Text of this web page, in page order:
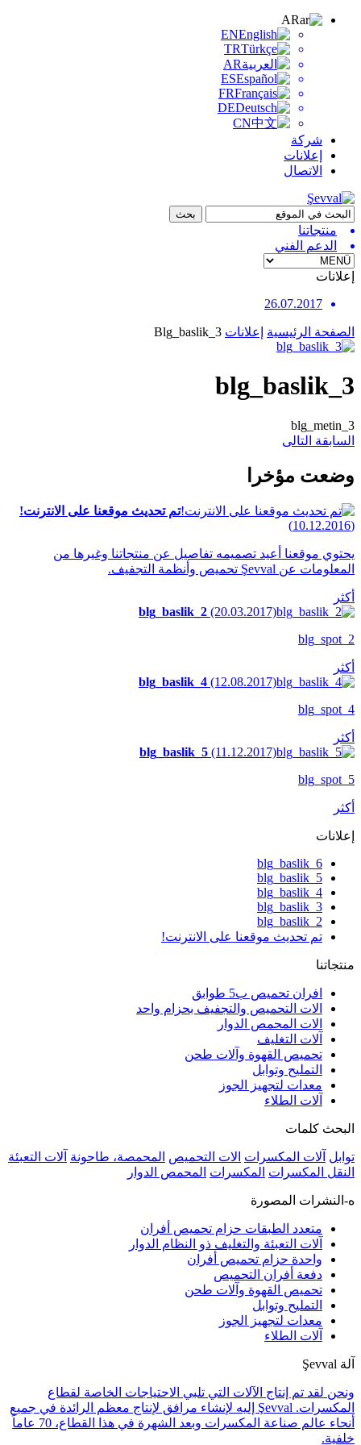
AR
EN
TR
AR
ES
FR
DE
CN
شركة
إعلانات
الاتصال
منتجاتنا
الدعم الفني
إعلانات
26.07.2017
الصفحة الرئيسية إعلانات Blg_baslik_3
blg_baslik_3
blg_metin_3
السابقة التالى
وضعت مؤخرا
تم تحديث موقعنا على الانترنت!
(10.12.2016)
يحتوي موقعنا أعيد تصميمه تفاصيل عن منتجاتنا وغيرها من
المعلومات عن Şevval تحميص وأنظمة التجفيف.
أكثر
blg_baslik_2 (20.03.2017)
blg_spot_2
أكثر
blg_baslik_4 (12.08.2017)
blg_spot_4
أكثر
blg_baslik_5 (11.12.2017)
blg_spot_5
أكثر
إعلانات
blg_baslik_6
blg_baslik_5
blg_baslik_4
blg_baslik_3
blg_baslik_2
تم تحديث موقعنا على الانترنت!
منتجاتنا
افران تحميص ب5 طوابق
الات التحميص والتجفيف بحزام واحد
الات المحمص الدوار
آلات التغليف
تحميص القهوة وآلات طحن
التمليح وتوابل
معدات لتجهيز الجوز
آلات الطلاء
البحث كلمات
توابل آلات المكسرات الات التحميص المحمصة، طاحونة آلات التعبئة
النقل المكسرات المكسرات المحمص الدوار
ه-النشرات المصورة
متعدد الطبقات حزام تحميص أفران
آلات التعبئة والتغليف ذو النظام الدوار
واحدة حزام تحميص أفران
دفعة أفران التحميص
تحميص القهوة وآلات طحن
التمليح وتوابل
معدات لتجهيز الجوز
آلات الطلاء
آلة Şevval
ونحن لقد تم إنتاج الآلات التي تلبي الاحتياجات الخاصة لقطاع
المكسرات. Şevval إليه لإنشاء مرافق لإنتاج معظم الرائدة في جميع
أنحاء عالم صناعة المكسرات وبعد الشهرة في هذا القطاع، 70 عاماً
خلفية.